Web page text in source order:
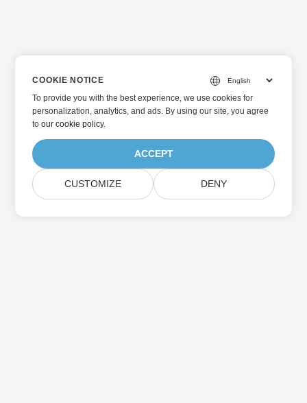
COOKIE NOTICE
To provide you with the best experience, we use cookies for
personalization, analytics, and ads. By using our site, you agree
toour cookie policy.
ACCEPT
CUSTOMIZE DENY